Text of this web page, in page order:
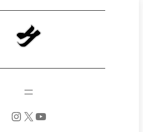
InstagramX YouTube